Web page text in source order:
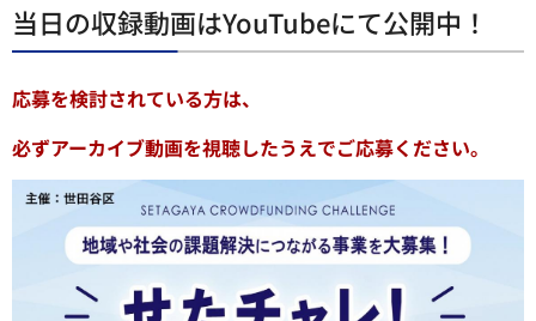
当日の収録動画はYouTubeにて公開中！
応募を検討されている方は、
必ずアーカイブ動画を視聴したうえでご応募ください。